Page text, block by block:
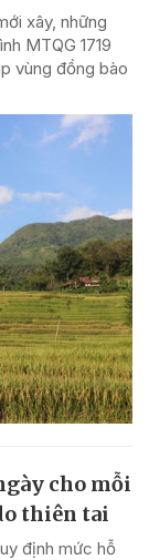
xây, những
MTQG 1719
vùng đồng bào
cho mỗi
thiên tai
định mức hỗ